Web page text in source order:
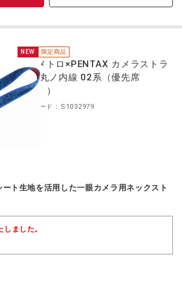
NEW 限定商品
東京メトロ×PENTAX カメラストラ
ップ 丸ノ内線 02系（優先席
（青））
商品コード：S1032979
ト生地を活用した一眼カメラ用ネックスト
ました。